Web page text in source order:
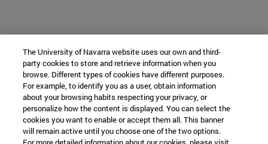
The University of Navarra website uses our own and third-
party cookies to store and retrieve information when you
browse. Different types of cookies have different purposes.
For example, to identify you as a user, obtain information
about your browsing habits respecting your privacy, or
personalize how the content is displayed. You can select the
cookies you want to enable or accept them all. This banner
will remain active until you choose one of the two options.